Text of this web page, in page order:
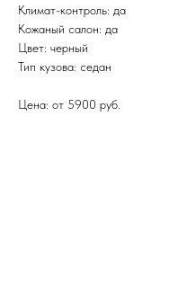
Климат-контроль: да
Кожаный салон: да
Цвет: черный
Тип кузова: седан
Цена: от 5900 руб.